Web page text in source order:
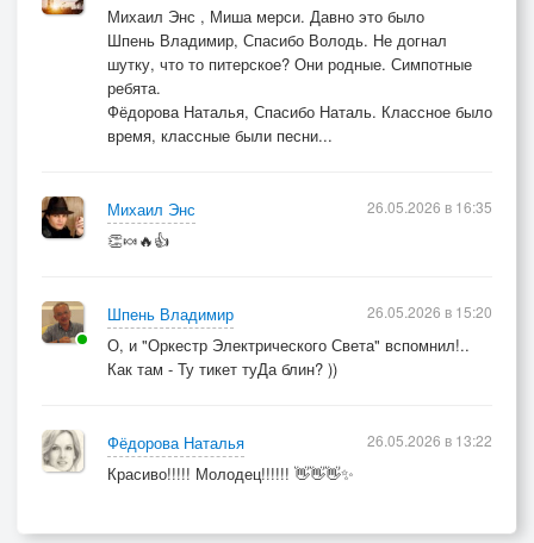
Михаил Энс , Миша мерси. Давно это было
Шпень Владимир, Спасибо Володь. Не догнал
шутку, что то питерское? Они родные. Симпотные
ребята.
Фёдорова Наталья, Спасибо Наталь. Классное было
время, классные были песни...
Михаил Энс
👏🍬🔥👍
26.05.2026 в 16:35
Шпень Владимир
О, и "Оркестр Электрического Света" вспомнил!..
Как там - Ту тикет туДа блин? ))
26.05.2026 в 15:20
Фёдорова Наталья
Красиво!!!!! Молодец!!!!!! 👋👋👋✨
26.05.2026 в 13:22